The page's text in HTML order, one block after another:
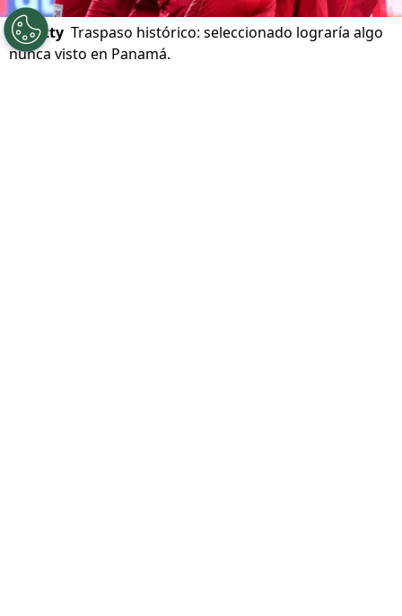
©Getty Traspaso histórico: seleccionado lograría algo
nunca visto en Panamá.